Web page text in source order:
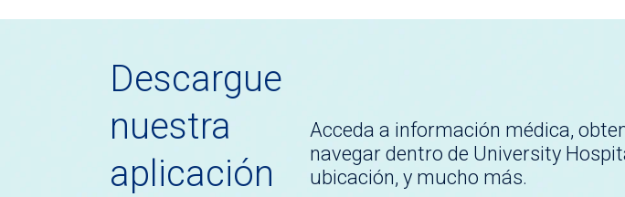
Descargue
nuestra
aplicación
Acceda a información médica,
navegar dentro de University
ubicación, y mucho más.